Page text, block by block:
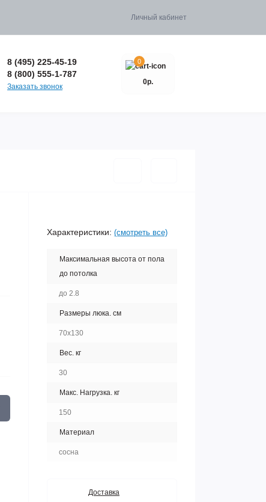
Личный кабинет
8 (495) 225-45-19
8 (800) 555-1-787
Заказать звонок
0
0р.
Характеристики: (смотреть все)
Максимальная высота от пола
до потолка
до 2.8
Размеры люка. см
70x130
Вес. кг
30
Макс. Нагрузка. кг
150
Материал
сосна
Доставка